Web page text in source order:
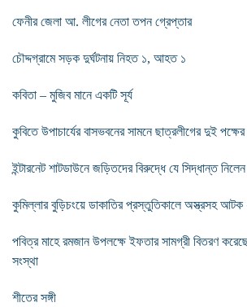
ফেনীর জেলা আ. লীগের নেতা তপন গ্রেপ্তার
চৌদ্দগ্রামে সড়ক দুর্ঘটনায় নিহত ১, আহত ১
কবিতা – মুজিব মানে একটি সূর্য
কুবিতে উপাচার্যের বাসভবনের সামনে ছাত্রলীগের দুই
ইন্টারনেট শাটডাউনে জড়িতদের বিরুদ্ধে যে সিদ্ধান্ত
কুমিল্লার বুড়িচংয়ে ডাকাতির প্রস্তুতিকালে অস্ত্রসহ আটক
পবিত্র মাহে রমজান উপলক্ষে ইফতার সামগ্রী বিতরণ করেছে
সংস্থা
শীতের সঙ্গী